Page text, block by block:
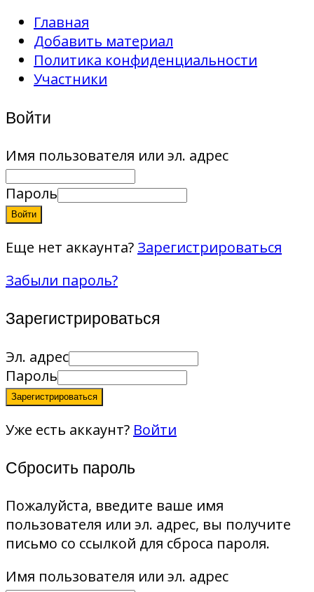
Главная
Добавить материал
Политика конфиденциальности
Участники
Войти
Имя пользователя или эл. адрес
Пароль
Войти
Еще нет аккаунта? Зарегистрироваться
Забыли пароль?
Зарегистрироваться
Эл. адрес
Пароль
Зарегистрироваться
Уже есть аккаунт? Войти
Сбросить пароль
Пожалуйста, введите ваше имя
пользователя или эл. адрес, вы получите
письмо со ссылкой для сброса пароля.
Имя пользователя или эл. адрес